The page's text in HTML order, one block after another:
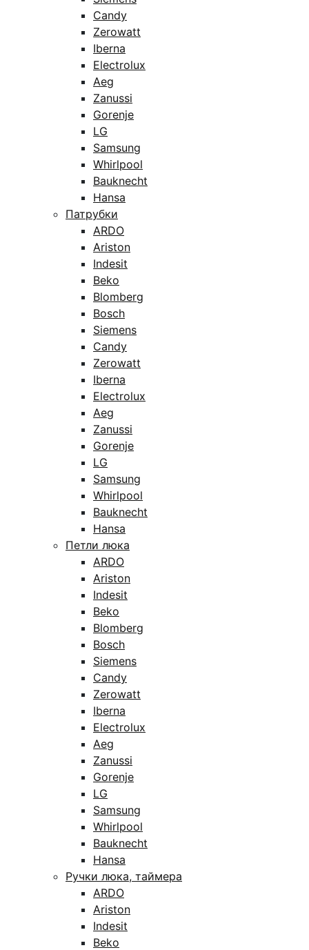
Candy
Zerowatt
Iberna
Electrolux
Aeg
Zanussi
Gorenje
LG
Samsung
Whirlpool
Bauknecht
Hansa
Патрубки
ARDO
Ariston
Indesit
Beko
Blomberg
Bosch
Siemens
Candy
Zerowatt
Iberna
Electrolux
Aeg
Zanussi
Gorenje
LG
Samsung
Whirlpool
Bauknecht
Hansa
Петли люка
ARDO
Ariston
Indesit
Beko
Blomberg
Bosch
Siemens
Candy
Zerowatt
Iberna
Electrolux
Aeg
Zanussi
Gorenje
LG
Samsung
Whirlpool
Bauknecht
Hansa
Ручки люка, таймера
ARDO
Ariston
Indesit
Beko